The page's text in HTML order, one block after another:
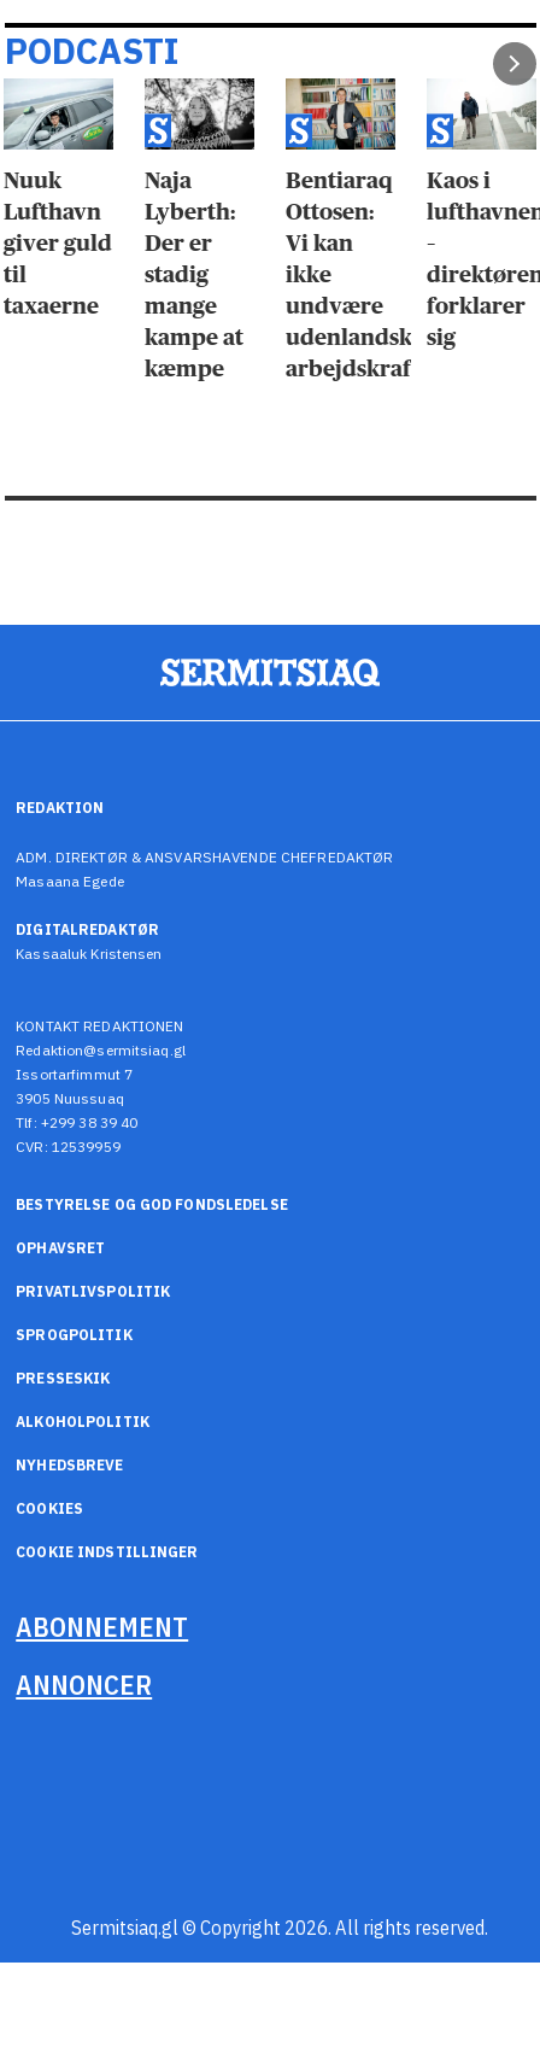
PODCASTI
Nuuk
Lufthavn
giver guld
til
taxaerne
Naja
Lyberth:
Der er
stadig
mange
kampe at
kæmpe
Bentiaraq
Ottosen:
Vi kan
ikke
undvære
udenlandsk
arbejdskraft
Kaos i
–
forklarer
sig
REDAKTION
ADM. DIREKTØR & ANSVARSHAVENDE CHEFREDAKTØR
Masaana Egede
DIGITALREDAKTØR
Kassaaluk Kristensen
KONTAKT REDAKTIONEN
Redaktion@sermitsiaq.gl
Issortarfimmut 7
3905 Nuussuaq
Tlf: +299 38 39 40
CVR: 12539959
BESTYRELSE OG GOD FONDSLEDELSE
OPHAVSRET
PRIVATLIVSPOLITIK
SPROGPOLITIK
PRESSESKIK
ALKOHOLPOLITIK
NYHEDSBREVE
COOKIES
COOKIE INDSTILLINGER
ABONNEMENT
ANNONCER
Sermitsiaq.gl © Copyright 2026. All rights reserved.